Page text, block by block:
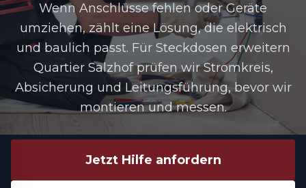
Wenn Anschlüsse fehlen oder Geräte
umziehen, zählt eine Lösung, die elektrisch
und baulich passt. Für Steckdosen erweitern
Quartier Salzhofprüfen wir Stromkreis,
Absicherung und Leitungsführung, bevor wir
montieren und messen.
Jetzt Hilfe anfordern